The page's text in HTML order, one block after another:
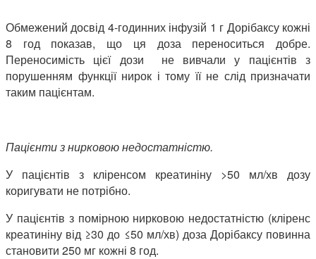
Обмежений досвід 4-годинних інфузій 1 г Дорібаксу кожні
8 год показав, що ця доза переноситься добре.
Переносимість цієї дози не вивчали у пацієнтів з
порушенням функції нирок і тому її не слід призначати
таким пацієнтам.
Пацієнти з нирковою недостатністю.
У пацієнтів з кліренсом креатиніну >50 мл/хв дозу
коригувати не потрібно.
У пацієнтів з помірною нирковою недостатністю (кліренс
креатиніну від ≥30 до ≤50 мл/хв) доза Дорібаксу повинна
становити 250 мг кожні 8 год.